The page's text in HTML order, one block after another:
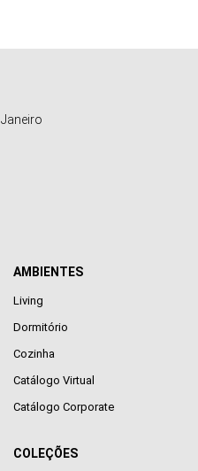
AMBIENTES
Living
Dormitório
Cozinha
Catálogo Virtual
Catálogo Corporate
COLEÇÕES